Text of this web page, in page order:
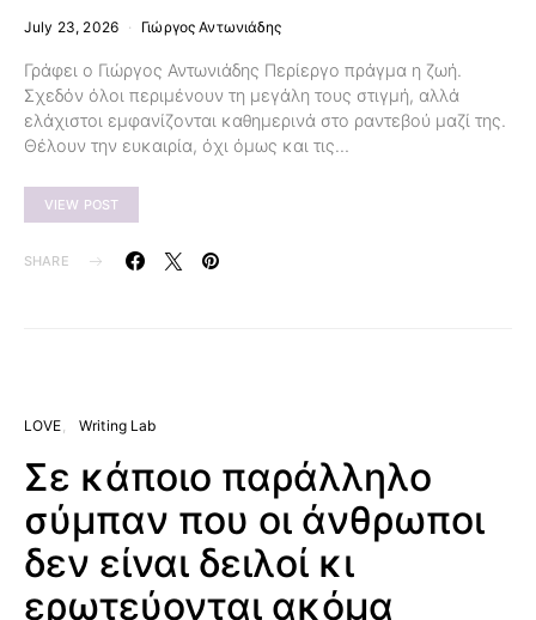
July 23, 2026 Γιώργος Αντωνιάδης
Γράφει ο Γιώργος Αντωνιάδης Περίεργο πράγμα η ζωή.
Σχεδόν όλοι περιμένουν τη μεγάλη τους στιγμή, αλλά
ελάχιστοι εμφανίζονται καθημερινά στο ραντεβού μαζί της.
Θέλουν την ευκαιρία, όχι όμως και τις…
VIEW POST
SHARE
LOVE Writing Lab
Σε κάποιο παράλληλο
σύμπαν που οι άνθρωποι
δεν είναι δειλοί κι
ερωτεύονται ακόμα